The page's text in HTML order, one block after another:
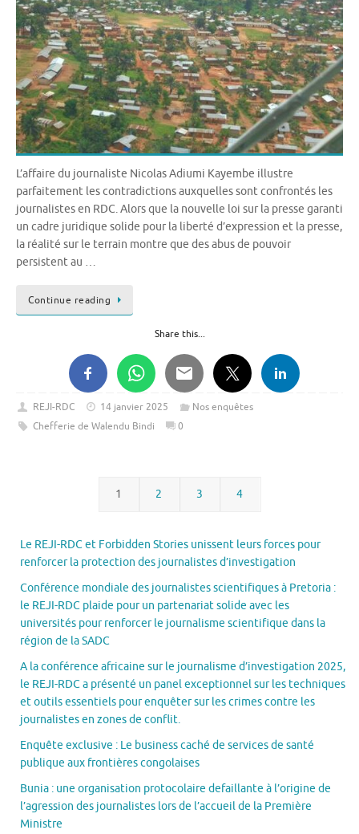
L’affaire du journaliste Nicolas Adiumi Kayembe illustre
parfaitement les contradictions auxquelles sont confrontés les
journalistes en RDC. Alors que la nouvelle loi sur la presse garanti
un cadre juridique solide pour la liberté d’expression et la presse,
la réalité sur le terrain montre que des abus de pouvoir
persistent au …
Continue reading
Share this...
REJI-RDC 14 janvier 2025
Nos enquêtes
Chefferie de Walendu Bindi
0
1 2 3 4
Le REJI-RDC et Forbidden Stories unissent leurs forces pour
renforcer la protection des journalistes d’investigation
Conférence mondiale des journalistes scientifiques à Pretoria :
le REJI-RDC plaide pour un partenariat solide avec les
universités pour renforcer le journalisme scientifique dans la
région de la SADC
A la conférence africaine sur le journalisme d’investigation 2025,
le REJI-RDC a présenté un panel exceptionnel sur les techniques
et outils essentiels pour enquêter sur les crimes contre les
journalistes en zones de conflit.
Enquête exclusive : Le business caché de services de santé
publique aux frontières congolaises
Bunia : une organisation protocolaire defaillante à l’origine de
l’agression des journalistes lors de l’accueil de la Première
Ministre